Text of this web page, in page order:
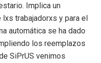
Implica un
trabajadorxs y para el
automática se ha dado
los reemplazos
SiPrUS venimos